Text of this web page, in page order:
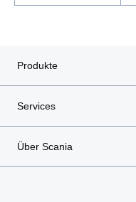
Produkte
Services
Über Scania